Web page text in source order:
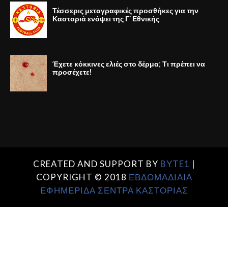
Τέσσερις μεταγραφικές προσθήκες για την
Καστοριά ενόψει της Γ' Εθνικής
Έχετε κόκκινες ελιές στο δέρμα; Τι πρέπει να
προσέχετε!
CREATED AND SUPPORT BY BYTE1 |
COPYRIGHT © 2018 ΕΒΔΟΜΑΔΙΑΙΑ
ΕΦΗΜΕΡΙΔΑ ΣΕΝΤΡΑ ΚΑΣΤΟΡΙΑΣ